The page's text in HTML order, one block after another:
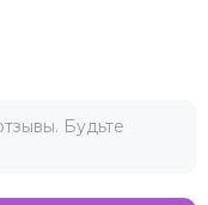
Будьте